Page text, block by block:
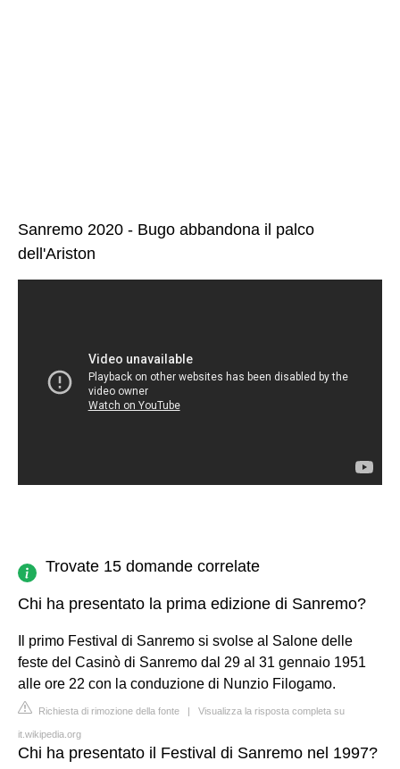
Sanremo 2020 - Bugo abbandona il palco
dell'Ariston
Trovate 15 domande correlate
Chi ha presentato la prima edizione di Sanremo?
Il primo Festival di Sanremo si svolse al Salone delle
feste del Casinò di Sanremo dal 29 al 31 gennaio 1951
alle ore 22 con la conduzione di Nunzio Filogamo.
Richiesta di rimozione della fonte | Visualizza la risposta completa su
it.wikipedia.org
Chi ha presentato il Festival di Sanremo nel 1997?